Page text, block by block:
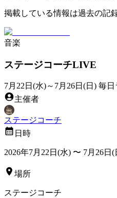
掲載している情報は過去の記
音楽
ステージコーチLIVE
7月22日(水)～7月26日(日) 毎
主催者
ステージコーチ
日時
2026年7月22日(水) 〜 7月26日(
場所
ステージコーチ